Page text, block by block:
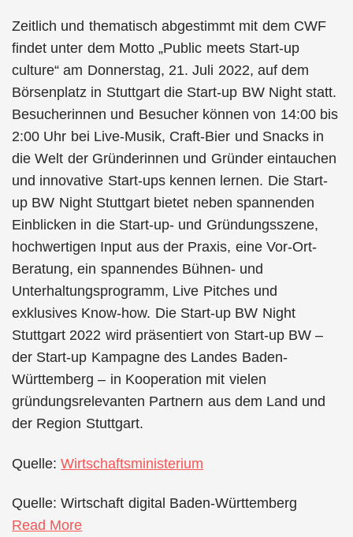
Zeitlich und thematisch abgestimmt mit dem CWF
findet unter dem Motto „Public meets Start-up
culture“ am Donnerstag, 21. Juli 2022, auf dem
Börsenplatz in Stuttgart die Start-up BW Night statt.
Besucherinnen und Besucher können von 14:00 bis
2:00 Uhr bei Live-Musik, Craft-Bier und Snacks in
die Welt der Gründerinnen und Gründer eintauchen
und innovative Start-ups kennen lernen. Die Start-
up BW Night Stuttgart bietet neben spannenden
Einblicken in die Start-up- und Gründungsszene,
hochwertigen Input aus der Praxis, eine Vor-Ort-
Beratung, ein spannendes Bühnen- und
Unterhaltungsprogramm, Live Pitches und
exklusives Know-how. Die Start-up BW Night
Stuttgart 2022 wird präsentiert von Start-up BW –
der Start-up Kampagne des Landes Baden-
Württemberg – in Kooperation mit vielen
gründungsrelevanten Partnern aus dem Land und
der Region Stuttgart.
Quelle:Wirtschaftsministerium
Quelle: Wirtschaft digital Baden-Württemberg
Read More